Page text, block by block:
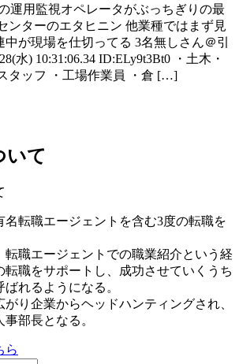
運用監視オペレータがぶっちぎりの最
ンターのエタヒニン 他業種ではまず見
が現場を仕切ってる 3名無しさん＠引
水) 10:31:06.34 ID:ELy9t3Bt0 ・土木・
タッフ ・工場作業員 ・倉 […]
いて
名転職エージェントを含む3度の転職を
転職エージェントでの職業紹介という経
転職をサポートし、成功させていくうち
れるようになる。
り企業からヘッドハンティングされ、
部長となる。
ら